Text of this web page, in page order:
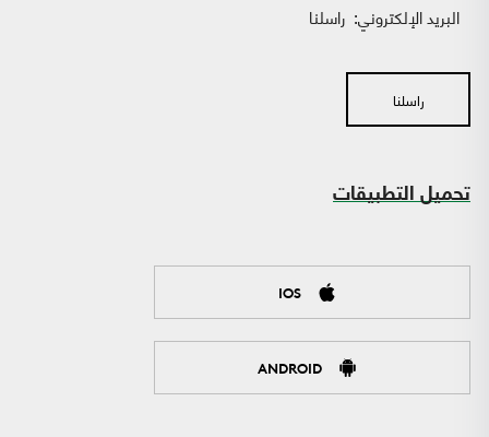
البريد الإلكتروني: راسلنا
راسلنا
تحميل التطبيقات
IOS
ANDROID